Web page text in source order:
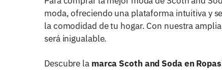
moda, ofreciendo una plataforma intuitiva y
la comodidad de tu hogar. Con nuestra
será inigualable.
Descubre la marca Scoth and Soda en